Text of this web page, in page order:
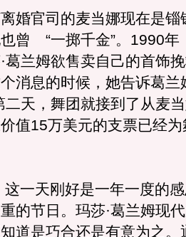
官司的麦当娜现在是锱
曾 “一掷千金”。1990年
葛兰姆欲售卖自己的首饰
消息的时候，她告诉葛兰
二天，舞团就接到了从麦
值15万美元的支票已经
天刚好是一年一度的感
的节日。玛莎·葛兰姆现
道是巧合还是有意为之。